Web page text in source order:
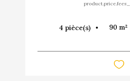
4 pièce(s) 90 m²